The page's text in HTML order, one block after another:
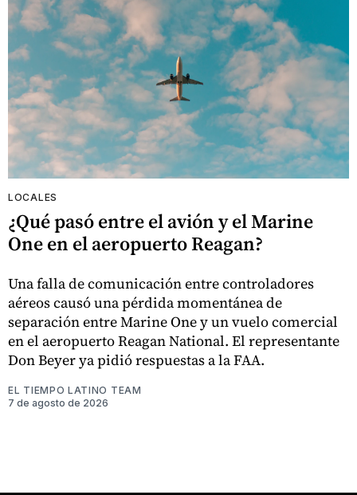
LOCALES
¿Qué pasó entre el avión y el Marine
One en el aeropuerto Reagan?
Una falla de comunicación entre controladores
aéreos causó una pérdida momentánea de
separación entre Marine One y un vuelo comercial
en el aeropuerto Reagan National. El representante
Don Beyer ya pidió respuestas a la FAA.
EL TIEMPO LATINO TEAM
7 de agosto de 2026